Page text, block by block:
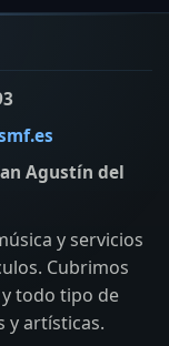
Agustín del
y servicios
Cubrimos
todo tipo de
y artísticas.